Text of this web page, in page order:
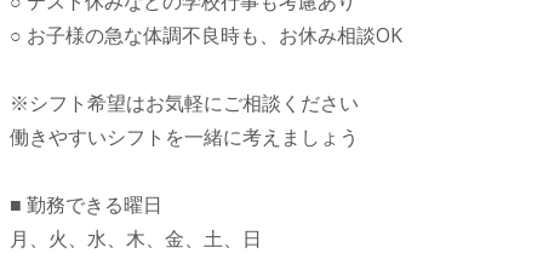
○ お子様の急な体調不良時も、お休み相談OK
※シフト希望はお気軽にご相談ください
働きやすいシフトを一緒に考えましょう
■ 勤務できる曜日
月、火、水、木、金、土、日